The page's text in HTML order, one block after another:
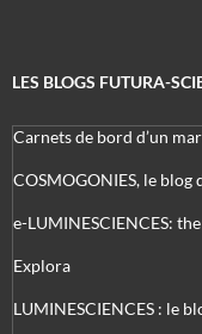
LES BLOGS FUTURA-
Carnets de bord d’un
COSMOGONIES, le
e-LUMINESCIENCES:
Explora
LUMINESCIENCES : le